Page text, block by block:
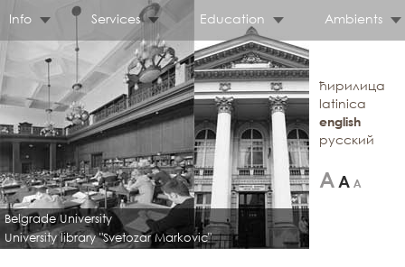
Info Services Education Ambients
Belgrade University
University library "Svetozar Markovic"
ћирилица
latinica
english
русский